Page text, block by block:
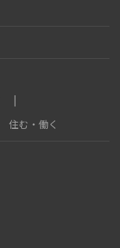
住む・働く